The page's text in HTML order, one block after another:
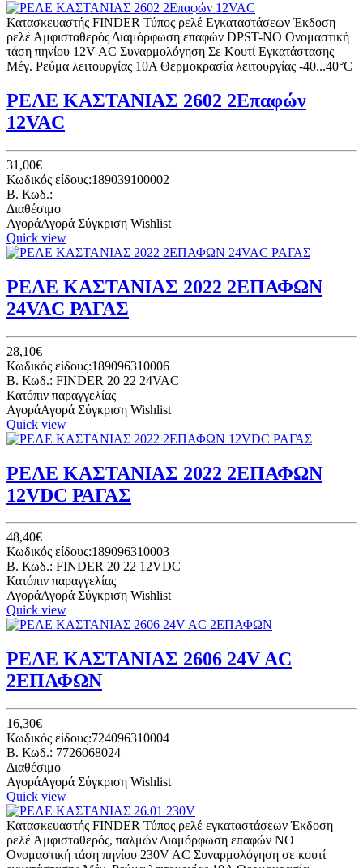
Κατασκευαστής FINDER Τύπος ρελέ Εγκαταστάσεων Έκδοση
ρελέ Αμφισταθερός Διαμόρφωση επαφών DPST-NO Ονομαστική
τάση πηνίου 12V AC Συναρμολόγηση Σε Κουτί Εγκατάστασης
Μέγ. Ρεύμα λειτουργίας 10A Θερμοκρασία λειτουργίας -40...40°C
ΡΕΛΕ ΚΑΣΤΑΝΙΑΣ 2602 2Επαφών
12VAC
31,00€
Κωδικός είδους:189039100002
B. Κωδ.:
Διαθέσιμο
ΑγοράΑγορά Σύγκριση Wishlist
Quick view
ΡΕΛΕ ΚΑΣΤΑΝΙΑΣ 2022 2ΕΠΑΦΩΝ
24VAC ΡΑΓΑΣ
28,10€
Κωδικός είδους:189096310006
B. Κωδ.: FINDER 20 22 24VAC
Κατόπιν παραγγελίας
ΑγοράΑγορά Σύγκριση Wishlist
Quick view
ΡΕΛΕ ΚΑΣΤΑΝΙΑΣ 2022 2ΕΠΑΦΩΝ
12VDC ΡΑΓΑΣ
48,40€
Κωδικός είδους:189096310003
B. Κωδ.: FINDER 20 22 12VDC
Κατόπιν παραγγελίας
ΑγοράΑγορά Σύγκριση Wishlist
Quick view
ΡΕΛΕ ΚΑΣΤΑΝΙΑΣ 2606 24V AC
2ΕΠΑΦΩΝ
16,30€
Κωδικός είδους:724096310004
B. Κωδ.: 7726068024
Διαθέσιμο
ΑγοράΑγορά Σύγκριση Wishlist
Quick view
Κατασκευαστής FINDER Τύπος ρελέ εγκαταστάσεων Έκδοση
ρελέ Αμφισταθερός, παλμών Διαμόρφωση επαφών NO
Ονομαστική τάση πηνίου 230V AC Συναρμολόγηση σε κουτί